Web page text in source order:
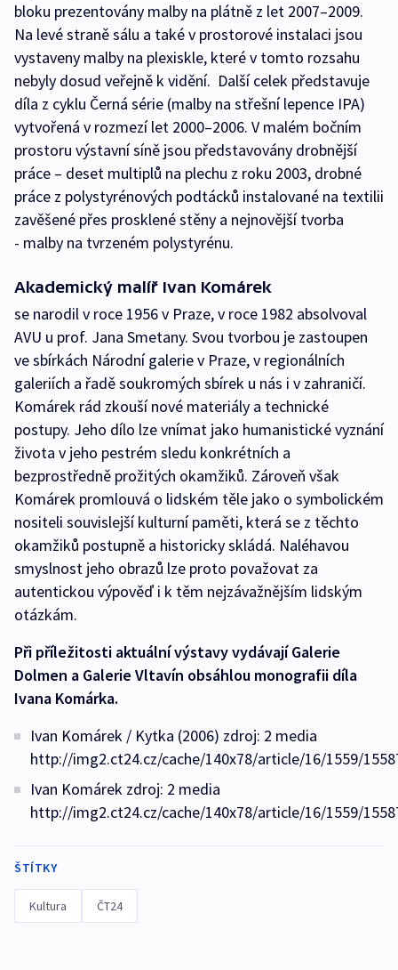
bloku prezentovány malby na plátně z let 2007–2009.
Na levé straně sálu a také v prostorové instalaci jsou
vystaveny malby na plexiskle, které v tomto rozsahu
nebyly dosud veřejně k vidění. Další celek představuje
díla z cyklu Černá série (malby na střešní lepence IPA)
vytvořená v rozmezí let 2000–2006. V malém bočním
prostoru výstavní síně jsou představovány drobnější
práce – deset multiplů na plechu z roku 2003, drobné
práce z polystyrénových podtácků instalované na textilii
zavěšené přes prosklené stěny a nejnovější tvorba
- malby na tvrzeném polystyrénu.
Akademický malíř Ivan Komárek
se narodil v roce 1956 v Praze, v roce 1982 absolvoval
AVU u prof. Jana Smetany. Svou tvorbou je zastoupen
ve sbírkách Národní galerie v Praze, v regionálních
galeriích a řadě soukromých sbírek u nás i v zahraničí.
Komárek rád zkouší nové materiály a technické
postupy. Jeho dílo lze vnímat jako humanistické vyznání
života v jeho pestrém sledu konkrétních a
bezprostředně prožitých okamžiků. Zároveň však
Komárek promlouvá o lidském těle jako o symbolickém
nositeli souvislejší kulturní paměti, která se z těchto
okamžiků postupně a historicky skládá. Naléhavou
smyslnost jeho obrazů lze proto považovat za
autentickou výpověď i k těm nejzávažnějším lidským
otázkám.
Při příležitosti aktuální výstavy vydávají Galerie
Dolmen a Galerie Vltavín obsáhlou monografii díla
Ivana Komárka.
Ivan Komárek / Kytka (2006) zdroj: 2 media
http://img2.ct24.cz/cache/140x78/article/16/1559/
Ivan Komárek zdroj: 2 media
http://img2.ct24.cz/cache/140x78/article/16/1559/
ŠTÍTKY
Kultura ČT24